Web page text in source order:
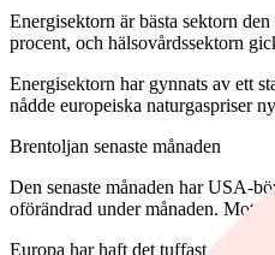
Energisektorn är bästa sektorn
procent, och hälsovårdssektorn
Energisektorn har gynnats av ett
nådde europeiska naturgaspriser
Brentoljan senaste månaden
Den senaste månaden har USA-
oförändrad under månaden. Mot
Europa har haft det tuffast och